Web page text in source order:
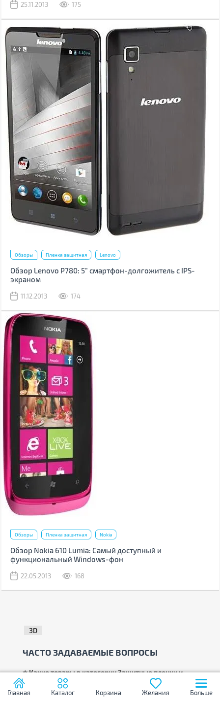
25.11.2013 175
Обзоры Пленка защитная Lenovo
Обзор Lenovo P780: 5” смартфон-долгожитель с IPS-
экраном
11.12.2013 174
Обзоры Пленка защитная Nokia
Обзор Nokia 610 Lumia: Самый доступный и
функциональный Windows-фон
22.05.2013 168
3D
ЧАСТО ЗАДАВАЕМЫЕ ВОПРОСЫ
⭐ Какие товары в категории Защитные пленки и
стекла с характеристикой Совместимость с
моделями: "Samsung Galaxy A07" популярны в 2026
Главная Каталог Корзина Желания Больше